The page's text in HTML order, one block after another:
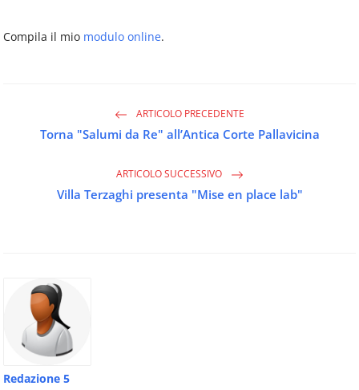
Compila il mio modulo online.
ARTICOLO PRECEDENTE
Torna "Salumi da Re" all’Antica Corte Pallavicina
ARTICOLO SUCCESSIVO
Villa Terzaghi presenta "Mise en place lab"
Redazione 5